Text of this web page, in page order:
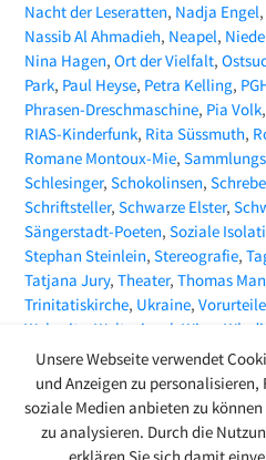
Nacht der Leseratten Nadja Engel
Nassib Al Ahmadieh Neapel
Nina Hagen Ort der Vielfalt
Park Paul Heyse Petra Kelling
Phrasen-Dreschmaschine Pia Volk
RIAS-Kinderfunk Rita Süssmuth
Romane Montoux-Mie
Schlesinger Schokolinsen
Schriftsteller Schwarze Elster
Sängerstadt-Poeten Soziale
Stephan Steinlein Stereografie
Tatjana Jury Theater Thomas
Trinitatiskirche Ukraine Vorurteile
Webseite
Weltspiegel Wien
ZEITMAGAZIN Zeitungsartikel
Unsere Webseite verwendet
und Anzeigen zu
soziale Medien anbieten zu
zu analysieren. Durch die